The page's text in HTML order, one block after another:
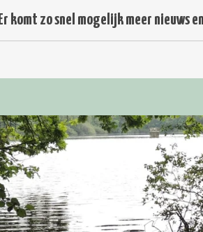
Er komt zo snel mogelijk meer nieuws